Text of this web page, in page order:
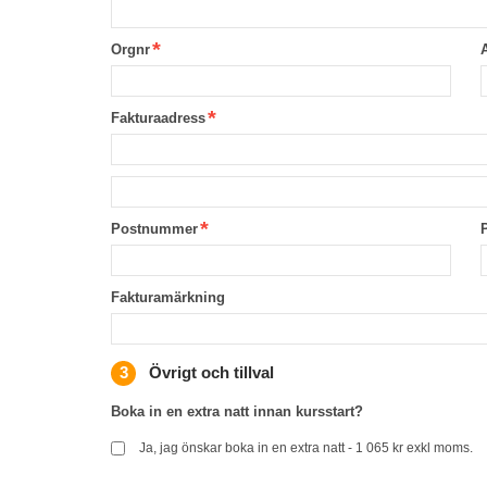
Orgnr
Fakturaadress
Postnummer
Fakturamärkning
Övrigt och tillval
Boka in en extra natt innan kursstart?
Ja, jag önskar boka in en extra natt - 1 065 kr exkl moms.